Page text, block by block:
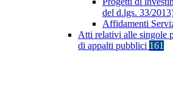
del d.lgs. 33/
Affidamenti
Atti relativi alle singole
di appalti pubblici 161